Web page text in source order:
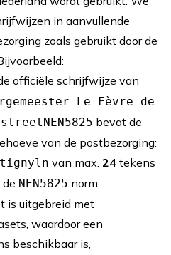
in aanvullende
zoals gebruikt door de
officiële schrijfwijze van
Le Fèvre de
streetNEN5825 bevat de
van de postbezorging:
van max. 24 tekens
NEN5825 norm.
is uitgebreid met
waardoor een
beschikbaar is,